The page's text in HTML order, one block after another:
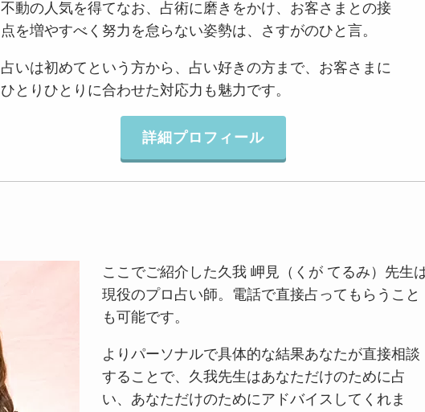
不動の人気を得てなお、占術に磨きをかけ、お客さまとの接
点を増やすべく努力を怠らない姿勢は、さすがのひと言。
占いは初めてという方から、占い好きの方まで、お客さまに
ひとりひとりに合わせた対応力も魅力です。
詳細プロフィール
ここでご紹介した久我 岬見（くが てるみ）先生
現役のプロ占い師。電話で直接占ってもらうこと
も可能です。
よりパーソナルで具体的な結果あなたが直接相談
することで、久我先生はあなただけのために占
い、あなただけのためにアドバイスしてくれま